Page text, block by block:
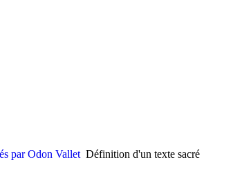
par Odon Vallet Définition d'un texte sacré